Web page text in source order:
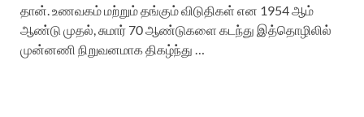
தான். உணவகம் மற்றும் தங்கும் விடுதிகள் என 1954 ஆம்
ஆண்டு முதல், சுமார் 70 ஆண்டுகளை கடந்து இத்தொழிலில்
முன்னணி நிறுவனமாக திகழ்ந்து …